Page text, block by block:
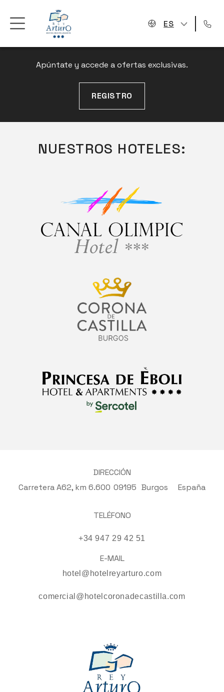
ES
NEWSLETTER
Apúntate y accede a ofertas exclusivas.
REGISTRO
NUESTROS HOTELES:
DIRECCIÓN
Carretera A62, km 6.600 09195 Burgos España
TELÉFONO
+34 947 29 42 51
E-MAIL
hotel@hotelreyarturo.com
comercial@hotelcoronadecastilla.com